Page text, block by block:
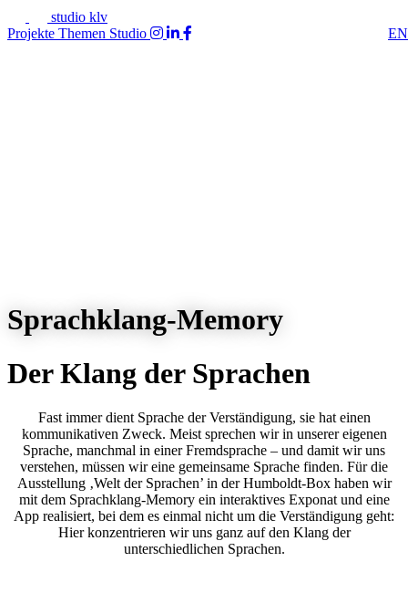
studio klv
Projekte Themen Studio EN
Sprachklang-Memory
Der Klang der Sprachen
Fast immer dient Sprache der Verständigung, sie hat einen
kommunikativen Zweck. Meist sprechen wir in unserer eigenen
Sprache, manchmal in einer Fremdsprache – und damit wir uns
verstehen, müssen wir eine gemeinsame Sprache finden. Für die
Ausstellung ‚Welt der Sprachen’ in der Humboldt-Box haben wir
mit dem Sprachklang-Memory ein interaktives Exponat und eine
App realisiert, bei dem es einmal nicht um die Verständigung geht:
Hier konzentrieren wir uns ganz auf den Klang der
unterschiedlichen Sprachen.